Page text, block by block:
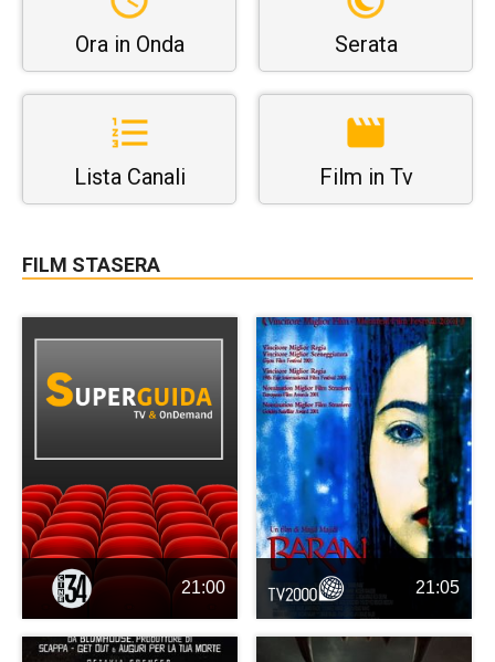
Ora in Onda Serata
Lista Canali Film in Tv
FILM STASERA
21:00 21:05